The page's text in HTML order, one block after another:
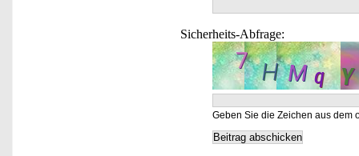
Sicherheits-Abfrage:
Geben Sie die Zeichen aus dem